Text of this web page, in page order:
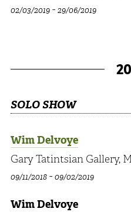
02/03/2019-29/06/2019
SOLO SHOW
Wim Delvoye
Gary Tatintsian Gallery,
09/11/2018-09/02/2019
Wim Delvoye